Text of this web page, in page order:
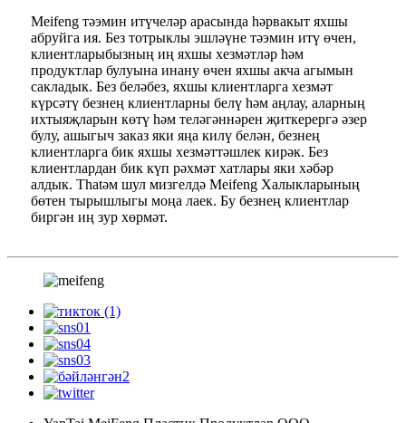
Meifeng тәэмин итүчеләр арасында һәрвакыт яхшы
абруйга ия. Без тотрыклы эшләүне тәэмин итү өчен,
клиентларыбызның иң яхшы хезмәтләр һәм
продуктлар булуына инану өчен яхшы акча агымын
сакладык. Без беләбез, яхшы клиентларга хезмәт
күрсәтү безнең клиентларны белү һәм аңлау, аларның
ихтыяҗларын көтү һәм теләгәннәрен җиткерергә әзер
булу, ашыгыч заказ яки яңа килү белән, безнең
клиентларга бик яхшы хезмәттәшлек кирәк. Без
клиентлардан бик күп рәхмәт хатлары яки хәбәр
алдык. Thatәм шул мизгелдә Meifeng Халыкларының
бөтен тырышлыгы моңа лаек. Бу безнең клиентлар
биргән иң зур хөрмәт.